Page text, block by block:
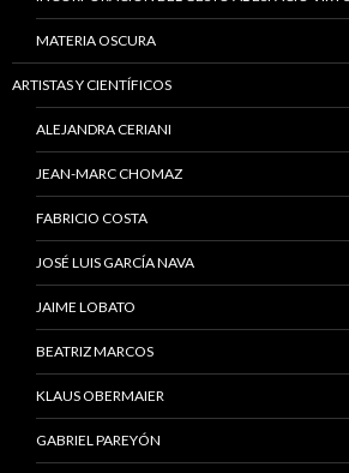
MATERIA OSCURA
ARTISTAS Y CIENTÍFICOS
ALEJANDRA CERIANI
JEAN-MARC CHOMAZ
FABRICIO COSTA
JOSÉ LUIS GARCÍA NAVA
JAIME LOBATO
BEATRIZ MARCOS
KLAUS OBERMAIER
GABRIEL PAREYÓN